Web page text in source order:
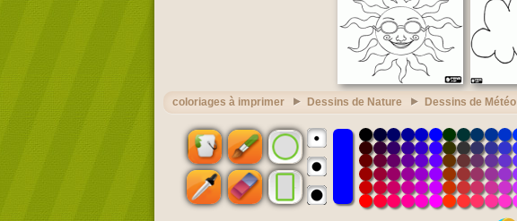
coloriages à imprimer Dessins de Nature Dessins de Météo